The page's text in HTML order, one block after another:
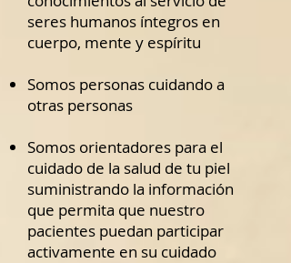
seres humanos íntegros en
cuerpo, mente y espíritu
Somos personas cuidando a
otras personas
Somos orientadores para el
cuidado de la salud de tu piel
suministrando la información
que permita que nuestro
pacientes puedan participar
activamente en su cuidado